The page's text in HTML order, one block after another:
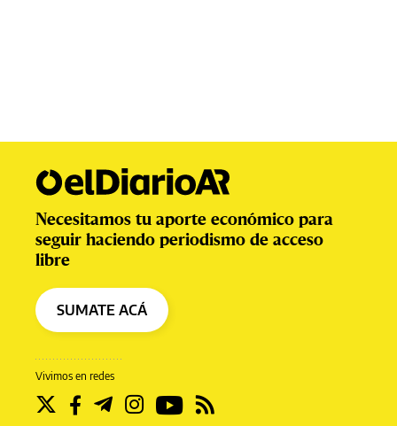
Vivimos en redes
Necesitamos tu aporte económico para
seguir haciendo periodismo de acceso
libre
SUMATE ACÁ